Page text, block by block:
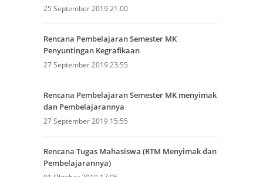
25 September 2019 21:00
Rencana Pembelajaran Semester MK
Penyuntingan Kegrafikaan
27 September 2019 23:55
Rencana Pembelajaran Semester MK menyimak
dan Pembelajarannya
27 September 2019 15:55
Rencana Tugas Mahasiswa (RTM Menyimak dan
Pembelajarannya)